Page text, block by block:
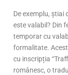
De exemplu, știai
este valabil? Din
temporar cu
formalitate.
cu inscripția
românesc, o